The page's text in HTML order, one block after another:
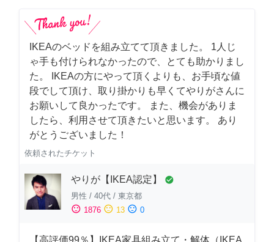
IKEAのベッドを組み立てて頂きました。 1人じ
ゃ手も付けられなかったので、とても助かりまし
た。 IKEAの方にやって頂くよりも、お手頃な値
段でして頂け、取り掛かりも早くてやりがさんに
お願いして良かったです。 また、機会がありま
したら、利用させて頂きたいと思います。 あり
がとうございました！
依頼されたチケット
やりが【IKEA認定】 check_circle
男性 / 40代 / 東京都
sentiment_satisfied 1876 sentiment_neutral 13 sentiment_dissatisfied 0